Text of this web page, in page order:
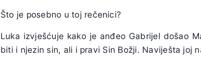
Što je posebno u toj rečenici?
Luka izvješćuje kako je anđeo Gabrijel došao
biti i njezin sin, ali i pravi Sin Božji. Naviješta joj